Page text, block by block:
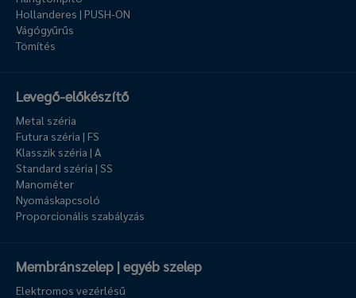
Hollanderes | PUSH-ON
Vágógyűrűs
Tömítés
Levegő-előkészítő
Metal széria
Futura széria | FS
Klasszik széria | A
Standard széria | SS
Manométer
Nyomáskapcsoló
Proporcionális szabályzás
Membránszelep | egyéb szelep
Elektromos vezérlésű